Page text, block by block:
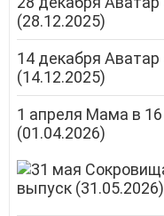
(28.12.2025)
14 декабря
(14.12.2025)
1 апреля Мама в
(01.04.2026)